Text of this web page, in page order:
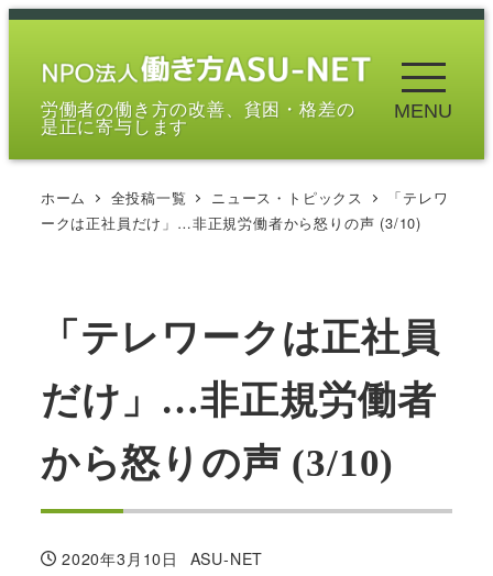
メ
労働者の働き方の改善、貧困・格差の
是正に寄与します
MENU
ホーム 全投稿一覧 ニュース・トピックス
「テレワ
ークは正社員だけ」…非正規労働者から怒りの声 (3/10)
「テレワークは正社員
だけ」…非正規労働者
から怒りの声 (3/10)
投稿日
2020年3月10日
著
ASU-NET